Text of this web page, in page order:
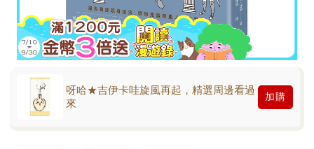
呀哈★吉伊卡哇旋風再起，精選周邊看過
來
加購